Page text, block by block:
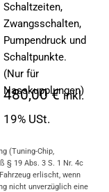
Schaltzeiten,
Zwangsschalten,
Pumpendruck und
Schaltpunkte.
(Nur für
Nasskupplungen)
480,00 €inkl.
19% USt.
(Tuning-Chip,
§ 19 Abs. 3 S. 1 Nr. 4c
erlischt, wenn
nicht unverzüglich eine